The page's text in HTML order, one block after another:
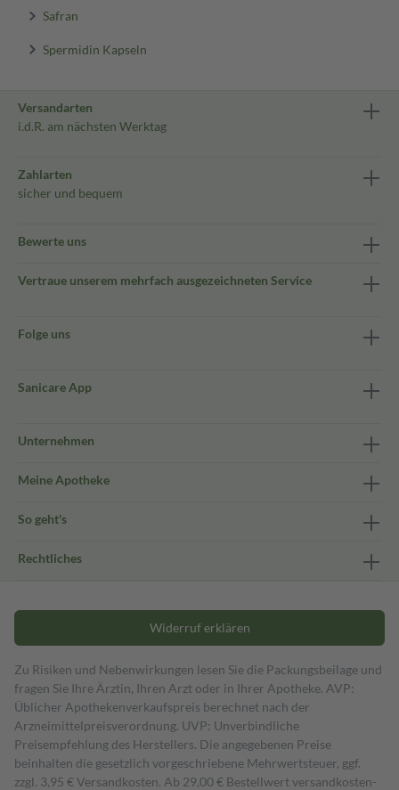
Safran
Spermidin Kapseln
Versandarten
i.d.R. am nächsten Werktag
Zahlarten
sicher und bequem
Bewerte uns
Vertraue unserem mehrfach ausgezeichneten Service
Folge uns
Sanicare App
Unternehmen
Meine Apotheke
So geht's
Rechtliches
Widerruf erklären
Zu Risiken und Nebenwirkungen lesen Sie die Packungsbeilage und
fragen Sie Ihre Ärztin, Ihren Arzt oder in Ihrer Apotheke. AVP:
Üblicher Apothekenverkaufspreis berechnet nach der
Arzneimittelpreisverordnung. UVP: Unverbindliche
Preisempfehlung des Herstellers. Die angegebenen Preise
beinhalten die gesetzlich vorgeschriebene Mehrwertsteuer, ggf.
zzgl. 3,95 € Versandkosten. Ab 29,00 € Bestell­wert versand­kosten­